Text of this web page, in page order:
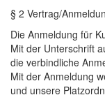
§ 2 Vertrag/
Die Anmeldung für
Mit der Unterschrift
die verbindliche
Mit der Anmeldung
und unsere